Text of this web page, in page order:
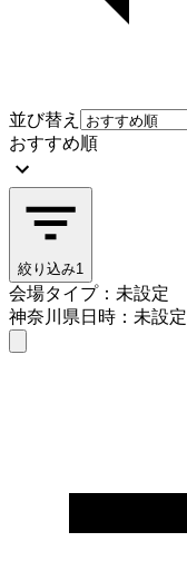
並び替え
おすすめ順
絞り込み1
会場タイプ：未設定
神奈川県日時：未設定